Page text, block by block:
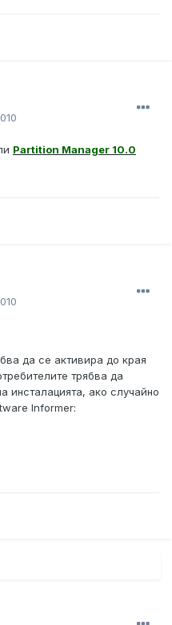
Partition Manager 10.0
да се активира до края
трябва да
инсталацията, ако случайно
Informer: